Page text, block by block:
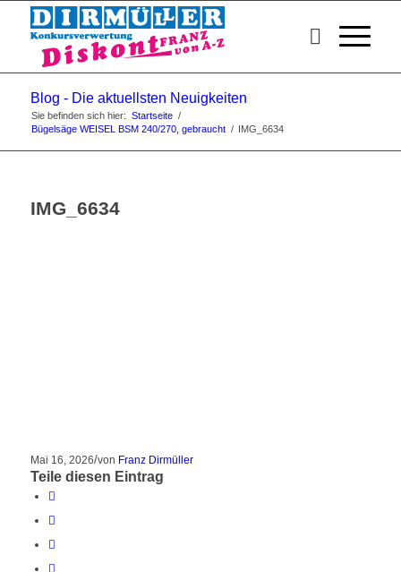
Blog - Die aktuellsten Neuigkeiten
Sie befinden sich hier: Startseite /
Bügelsäge WEISEL BSM 240/270, gebraucht / IMG_6634
IMG_6634
Mai 16, 2026/von Franz Dirmüller
Teile diesen Eintrag